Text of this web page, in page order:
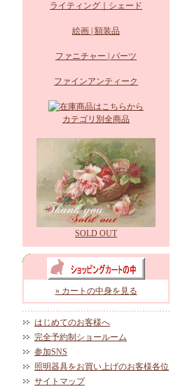
ライティング｜シェード
絵画 | 額装品
ファニチャー | パーツ
ファインアンティーク
カテゴリ別全商品
SOLD OUT
» カートの中身を見る
はじめてのお客様へ
完全予約制ショールーム
参加SNS
照明器具をお買い上げのお客様各位
サイトマップ